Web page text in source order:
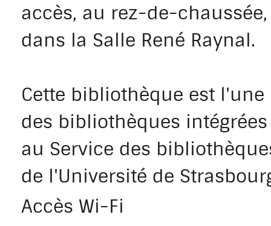
accès, au rez-de-chaussée,
dans la Salle René Raynal.
Cette bibliothèque est l'une
des bibliothèques intégrées
au Service des
de l'Université de
Accès Wi-Fi